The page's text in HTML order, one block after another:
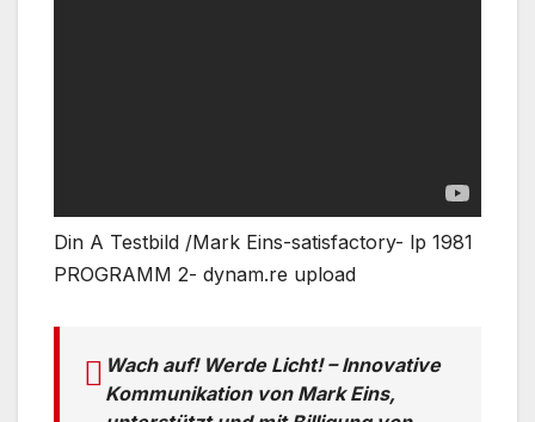
Din A Testbild /Mark Eins-satisfactory- lp 1981
PROGRAMM 2- dynam.re upload
Wach auf! Werde Licht! – Innovative
Kommunikation von Mark Eins,